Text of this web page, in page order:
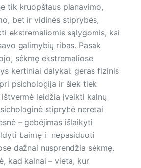
tik kruopštaus planavimo,
bet ir vidinės stiprybės,
ekstremaliomis sąlygomis, kai
galimybių ribas. Pasak
sėkmę ekstremaliose
kertiniai dalykai: geras fizinis
psichologija ir šiek tiek
leidžia įveikti kalnų
stiprybė neretai
– gebėjimas išlaikyti
baimę ir nepasiduoti
dažnai nusprendžia sėkmę.
kad kalnai – vieta, kur